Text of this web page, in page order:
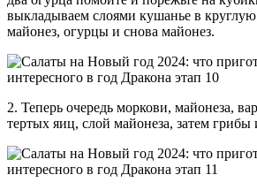
выкладываем слоями кушанье в
майонез, огурцы и снова майонез.
2. Теперь очередь моркови, майонеза,
тертых яиц, слой майонеза, затем грибы